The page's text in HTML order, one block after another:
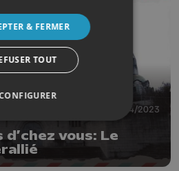
06/04/2023
d’chez vous: Le
& FERMER
TOUT